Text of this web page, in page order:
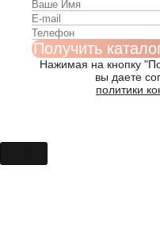
Нажимая на кнопку
вы даете
политики